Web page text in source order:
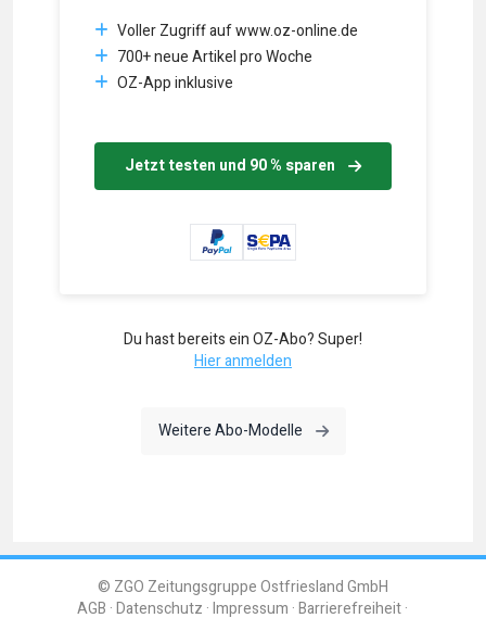
Voller Zugriff auf www.oz-online.de
700+ neue Artikel pro Woche
OZ-App inklusive
Jetzt testen und 90 % sparen
Du hast bereits ein OZ-Abo? Super!
Hier anmelden
Weitere Abo-Modelle
© ZGO Zeitungsgruppe Ostfriesland GmbH
AGB Datenschutz Impressum Barrierefreiheit